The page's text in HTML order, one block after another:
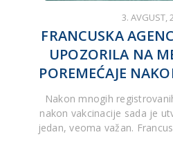
3. AVGUST,
FRANCUSKA
UPOZORILA NA
POREMEĆAJE
Nakon mnogih
nakon vakcinacije sada je
jedan, veoma važan.